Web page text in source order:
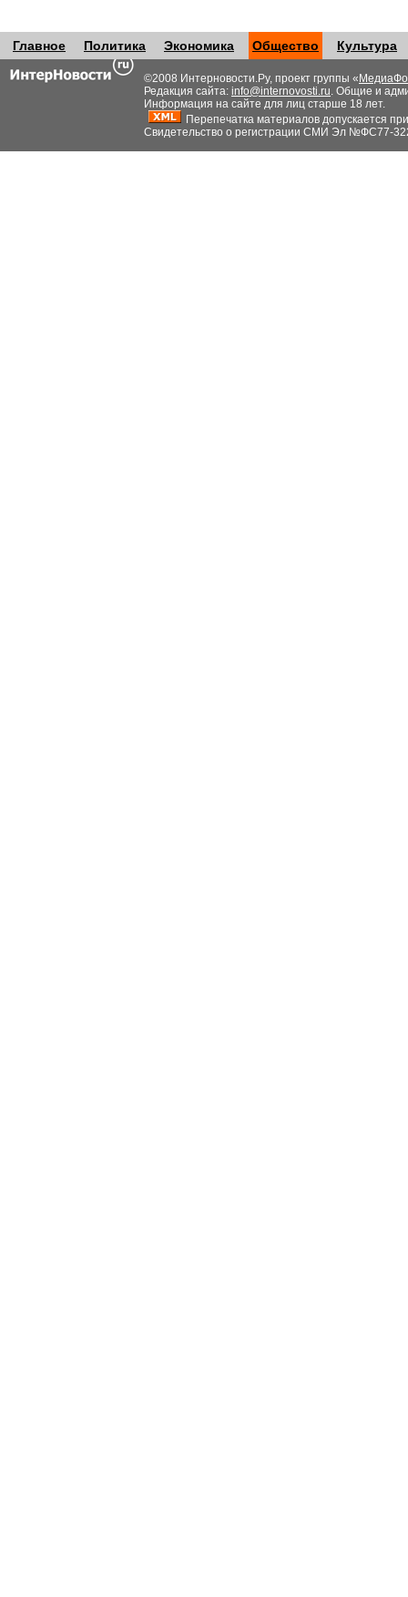
Главное Политика Экономика Общество Культура
©2008 Интерновости.Ру, проект группы «
Редакция сайта: info@internovosti.ru. Общие и
Информация на сайте для лиц старше 18 лет.
Перепечатка материалов допускается
Свидетельство о регистрации СМИ Эл №ФС77-